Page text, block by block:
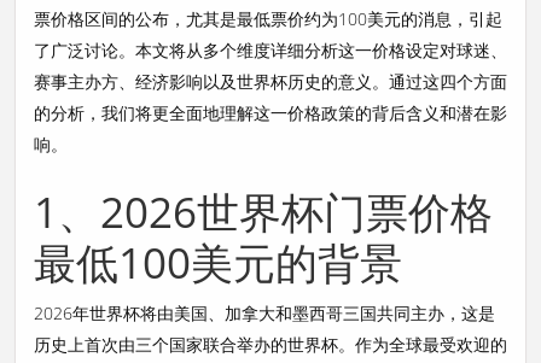
票价格区间的公布，尤其是最低票价约为100美元的消息，引起
了广泛讨论。本文将从多个维度详细分析这一价格设定对球迷、
赛事主办方、经济影响以及世界杯历史的意义。通过这四个方面
的分析，我们将更全面地理解这一价格政策的背后含义和潜在影
响。
1、2026世界杯门票价格
最低100美元的背景
2026年世界杯将由美国、加拿大和墨西哥三国共同主办，这是
历史上首次由三个国家联合举办的世界杯。作为全球最受欢迎的